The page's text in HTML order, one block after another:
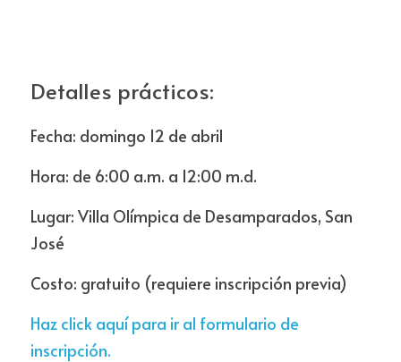
Detalles prácticos:
Fecha: domingo 12 de abril
Hora: de 6:00 a.m. a 12:00 m.d.
Lugar: Villa Olímpica de Desamparados, San
José
Costo: gratuito (requiere inscripción previa)
Haz click aquí para ir al formulario de
inscripción.